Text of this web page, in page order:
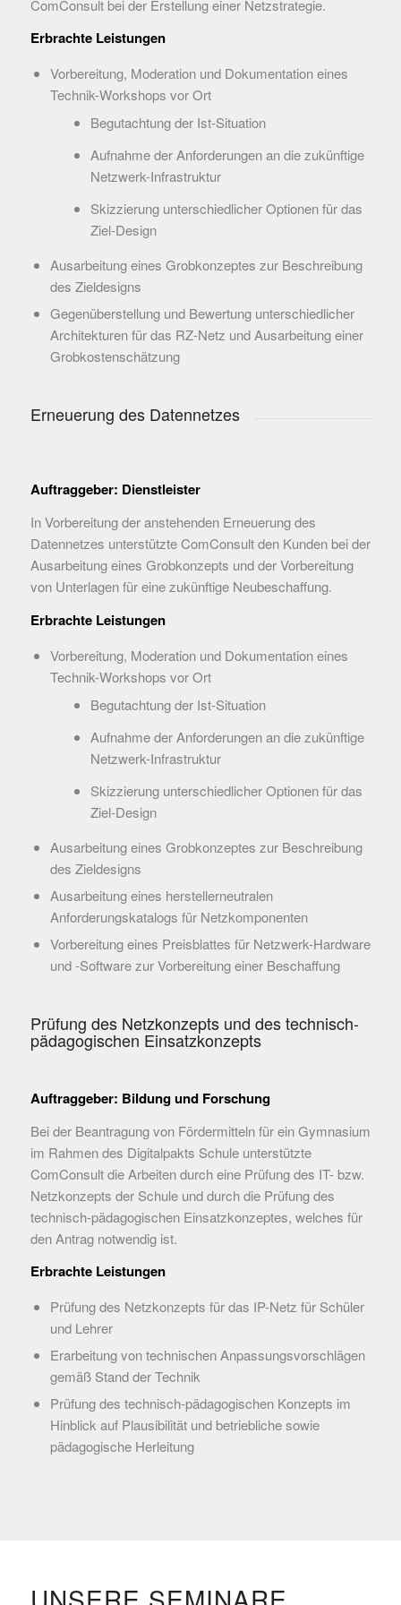
ComConsult bei der Erstellung einer Netzstrategie.
Erbrachte Leistungen
Vorbereitung, Moderation und Dokumentation eines
Technik-Workshops vor Ort
Begutachtung der Ist-Situation
Aufnahme der Anforderungen an die zukünftige
Netzwerk-Infrastruktur
Skizzierung unterschiedlicher Optionen für das
Ziel-Design
Ausarbeitung eines Grobkonzeptes zur Beschreibung
des Zieldesigns
Gegenüberstellung und Bewertung unterschiedlicher
Architekturen für das RZ-Netz und Ausarbeitung einer
Grobkostenschätzung
Erneuerung des Datennetzes
Auftraggeber: Dienstleister
In Vorbereitung der anstehenden Erneuerung des
Datennetzes unterstützte ComConsult den Kunden bei der
Ausarbeitung eines Grobkonzepts und der Vorbereitung
von Unterlagen für eine zukünftige Neubeschaffung.
Erbrachte Leistungen
Vorbereitung, Moderation und Dokumentation eines
Technik-Workshops vor Ort
Begutachtung der Ist-Situation
Aufnahme der Anforderungen an die zukünftige
Netzwerk-Infrastruktur
Skizzierung unterschiedlicher Optionen für das
Ziel-Design
Ausarbeitung eines Grobkonzeptes zur Beschreibung
des Zieldesigns
Ausarbeitung eines herstellerneutralen
Anforderungskatalogs für Netzkomponenten
Vorbereitung eines Preisblattes für Netzwerk-Hardware
und -Software zur Vorbereitung einer Beschaffung
Prüfung des Netzkonzepts und des technisch-
pädagogischen Einsatzkonzepts
Auftraggeber: Bildung und Forschung
Bei der Beantragung von Fördermitteln für ein Gymnasium
im Rahmen des Digitalpakts Schule unterstützte
ComConsult die Arbeiten durch eine Prüfung des IT- bzw.
Netzkonzepts der Schule und durch die Prüfung des
technisch-pädagogischen Einsatzkonzeptes, welches für
den Antrag notwendig ist.
Erbrachte Leistungen
Prüfung des Netzkonzepts für das IP-Netz für Schüler
und Lehrer
Erarbeitung von technischen Anpassungsvorschlägen
gemäß Stand der Technik
Prüfung des technisch-pädagogischen Konzepts im
Hinblick auf Plausibilität und betriebliche sowie
pädagogische Herleitung